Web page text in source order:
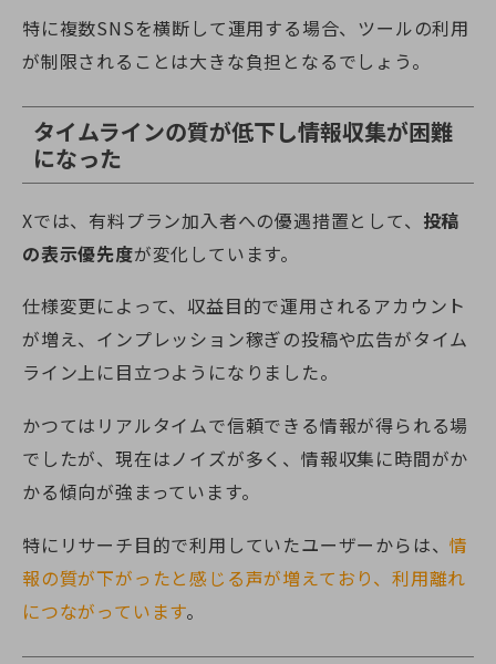
特に複数SNSを横断して運用する場合、ツールの利用
が制限されることは大きな負担となるでしょう。
タイムラインの質が低下し情報収集が困難
になった
Xでは、有料プラン加入者への優遇措置として、 投稿
の表示優先度が変化しています。
仕様変更によって、収益目的で運用されるアカウント
が増え、インプレッション稼ぎの投稿や広告がタイム
ライン上に目立つようになりました。
かつてはリアルタイムで信頼できる情報が得られる場
でしたが、現在はノイズが多く、情報収集に時間がか
かる傾向が強まっています。
特にリサーチ目的で利用していたユーザーからは、情
報の質が下がったと感じる声が増えており、利用離れ
につながっています。